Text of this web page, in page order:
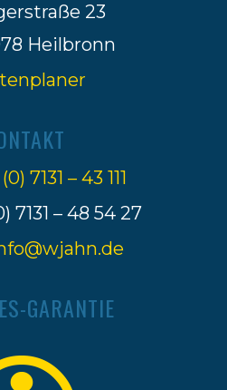
23
Heilbronn
7131 – 43 111
7131 – 48 54 27
GARANTIE